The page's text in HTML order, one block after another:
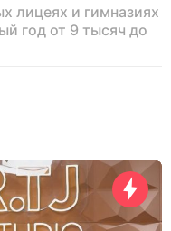
лицеях и гимназиях
год от 9 тысяч до